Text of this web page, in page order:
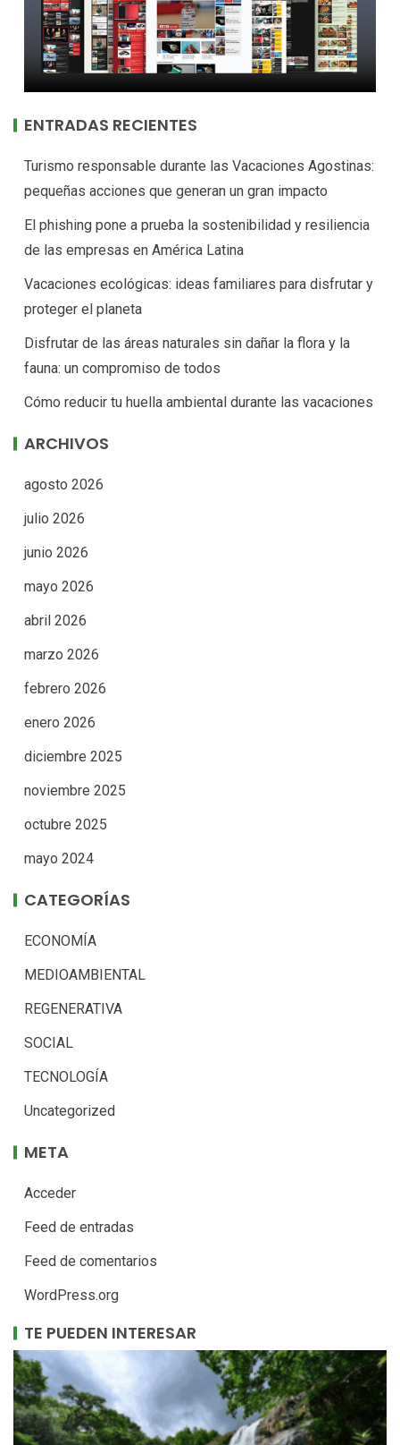
ENTRADAS RECIENTES
Turismo responsable durante las Vacaciones Agostinas:
pequeñas acciones que generan un gran impacto
El phishing pone a prueba la sostenibilidad y resiliencia
de las empresas en América Latina
Vacaciones ecológicas: ideas familiares para disfrutar y
proteger el planeta
Disfrutar de las áreas naturales sin dañar la flora y la
fauna: un compromiso de todos
Cómo reducir tu huella ambiental durante las vacaciones
ARCHIVOS
agosto 2026
julio 2026
junio 2026
mayo 2026
abril 2026
marzo 2026
febrero 2026
enero 2026
diciembre 2025
noviembre 2025
octubre 2025
mayo 2024
CATEGORÍAS
ECONOMÍA
MEDIOAMBIENTAL
REGENERATIVA
SOCIAL
TECNOLOGÍA
Uncategorized
META
Acceder
Feed de entradas
Feed de comentarios
WordPress.org
TE PUEDEN INTERESAR